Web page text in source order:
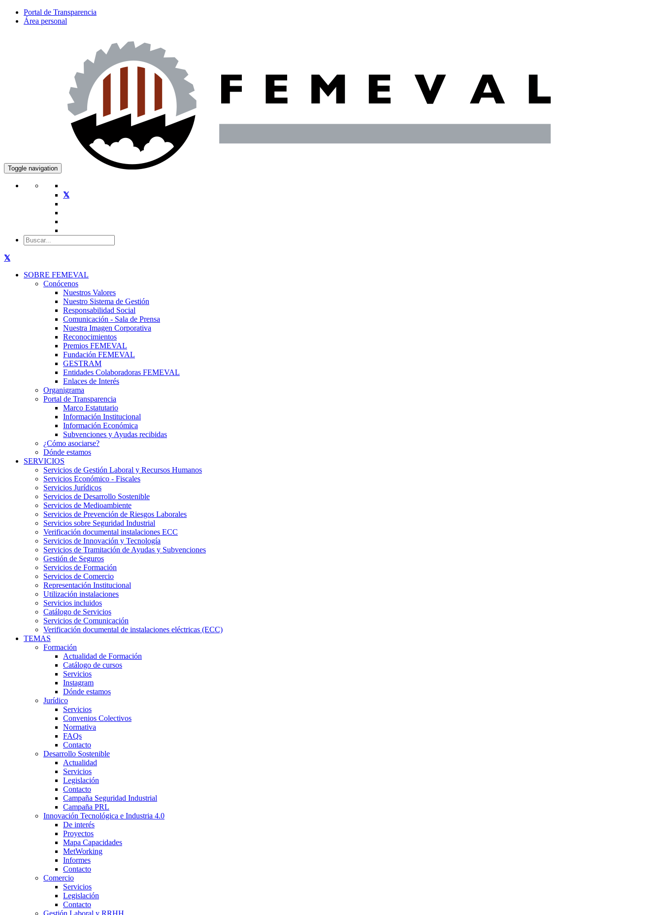
Portal de Transparencia
Área personal
Toggle navigation
SOBRE FEMEVAL
Conócenos
Nuestros Valores
Nuestro Sistema de Gestión
Responsabilidad Social
Comunicación - Sala de Prensa
Nuestra Imagen Corporativa
Reconocimientos
Premios FEMEVAL
Fundación FEMEVAL
GESTRAM
Entidades Colaboradoras FEMEVAL
Enlaces de Interés
Organigrama
Portal de Transparencia
Marco Estatutario
Información Institucional
Información Económica
Subvenciones y Ayudas recibidas
¿Cómo asociarse?
Dónde estamos
SERVICIOS
Servicios de Gestión Laboral y Recursos Humanos
Servicios Económico - Fiscales
Servicios Jurídicos
Servicios de Desarrollo Sostenible
Servicios de Medioambiente
Servicios de Prevención de Riesgos Laborales
Servicios sobre Seguridad Industrial
Verificación documental instalaciones ECC
Servicios de Innovación y Tecnología
Servicios de Tramitación de Ayudas y Subvenciones
Gestión de Seguros
Servicios de Formación
Servicios de Comercio
Representación Institucional
Utilización instalaciones
Servicios incluidos
Catálogo de Servicios
Servicios de Comunicación
Verificación documental de instalaciones eléctricas (ECC)
TEMAS
Formación
Actualidad de Formación
Catálogo de cursos
Servicios
Instagram
Dónde estamos
Jurídico
Servicios
Convenios Colectivos
Normativa
FAQs
Contacto
Desarrollo Sostenible
Actualidad
Servicios
Legislación
Contacto
Campaña Seguridad Industrial
Campaña PRL
Innovación Tecnológica e Industria 4.0
De interés
Proyectos
Mapa Capacidades
MetWorking
Informes
Contacto
Comercio
Servicios
Legislación
Contacto
Gestión Laboral y RRHH